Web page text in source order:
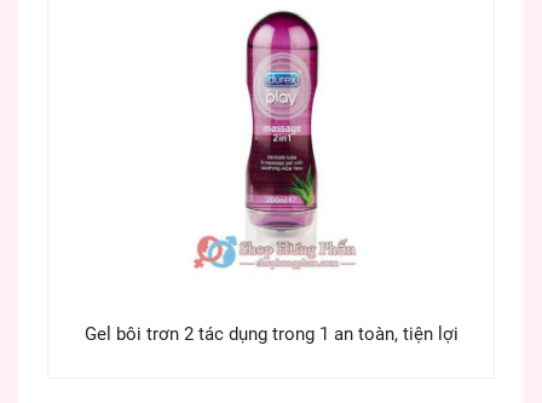
Gel bôi trơn 2 tác dụng trong 1 an toàn, tiện lợi